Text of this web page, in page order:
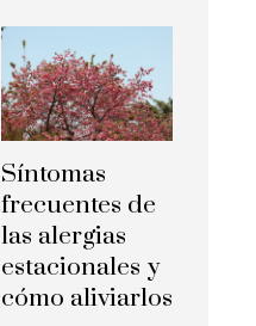
Síntomas
frecuentes de
las alergias
estacionales y
cómo aliviarlos